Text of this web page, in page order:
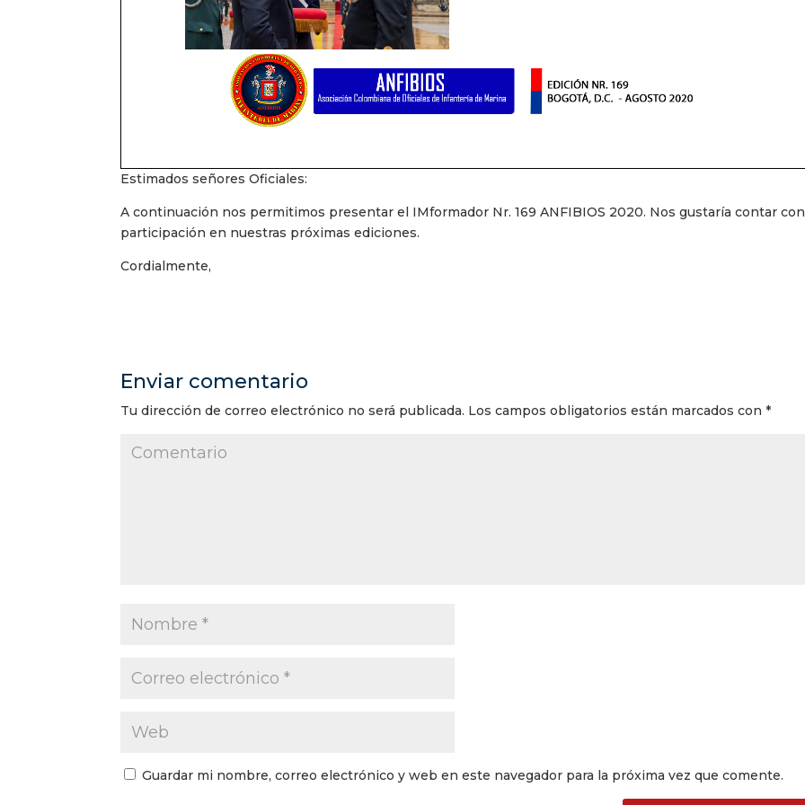
Estimados señores Oficiales:
A continuación nos permitimos presentar el IMformador Nr. 169 ANFIBIOS 2020. Nos gustaría contar
participación en nuestras próximas ediciones.
Cordialmente,
Enviar comentario
Tu dirección de correo electrónico no será publicada. Los campos obligatorios están marcados con*
Guardar mi nombre, correo electrónico y web en este navegador para la próxima vez que comente.